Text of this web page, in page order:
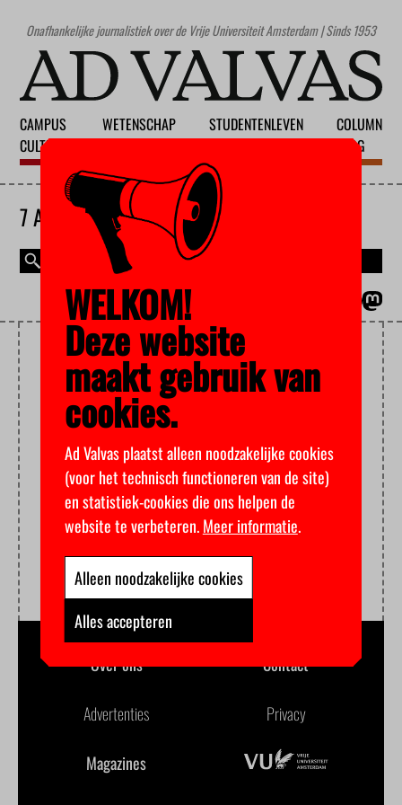
Onafhankelijke journalistiek over de Vrije Universiteit Amsterdam | Sinds 1953
CAMPUS
CULTUUR
WETENSCHAP
STUDENTENLEVEN
COLUMN
BLOG
7 AUGUSTUS 2026
STUDENTBETROKKENHEID
Over ons Contact
Advertenties Privacy
Magazines
WELKOM!
Deze website
maakt gebruik van
cookies.
Ad Valvas plaatst alleen noodzakelijke cookies
(voor het technisch functioneren van de site)
en statistiek-cookies die ons helpen de
website te verbeteren.Meer informatie.
Alleen noodzakelijke cookies
Alles accepteren